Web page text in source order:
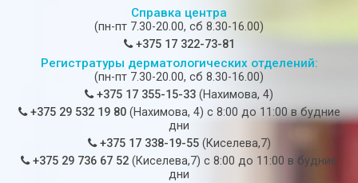
Справка центра
(пн-пт 7.30-20.00, сб 8.30-16.00)
+375 17 322-73-81
Регистратуры дерматологических отделений:
(пн-пт 7.30-20.00, сб 8.30-16.00)
+375 17 355-15-33 (Нахимова, 4)
+375 29 532 19 80(Нахимова, 4) c 8:00 до 11:00 в будние
дни
+375 17 338-19-55(Киселева,7)
+375 29 736 67 52 (Киселева,7) c 8:00 до 11:00 в будние
дни